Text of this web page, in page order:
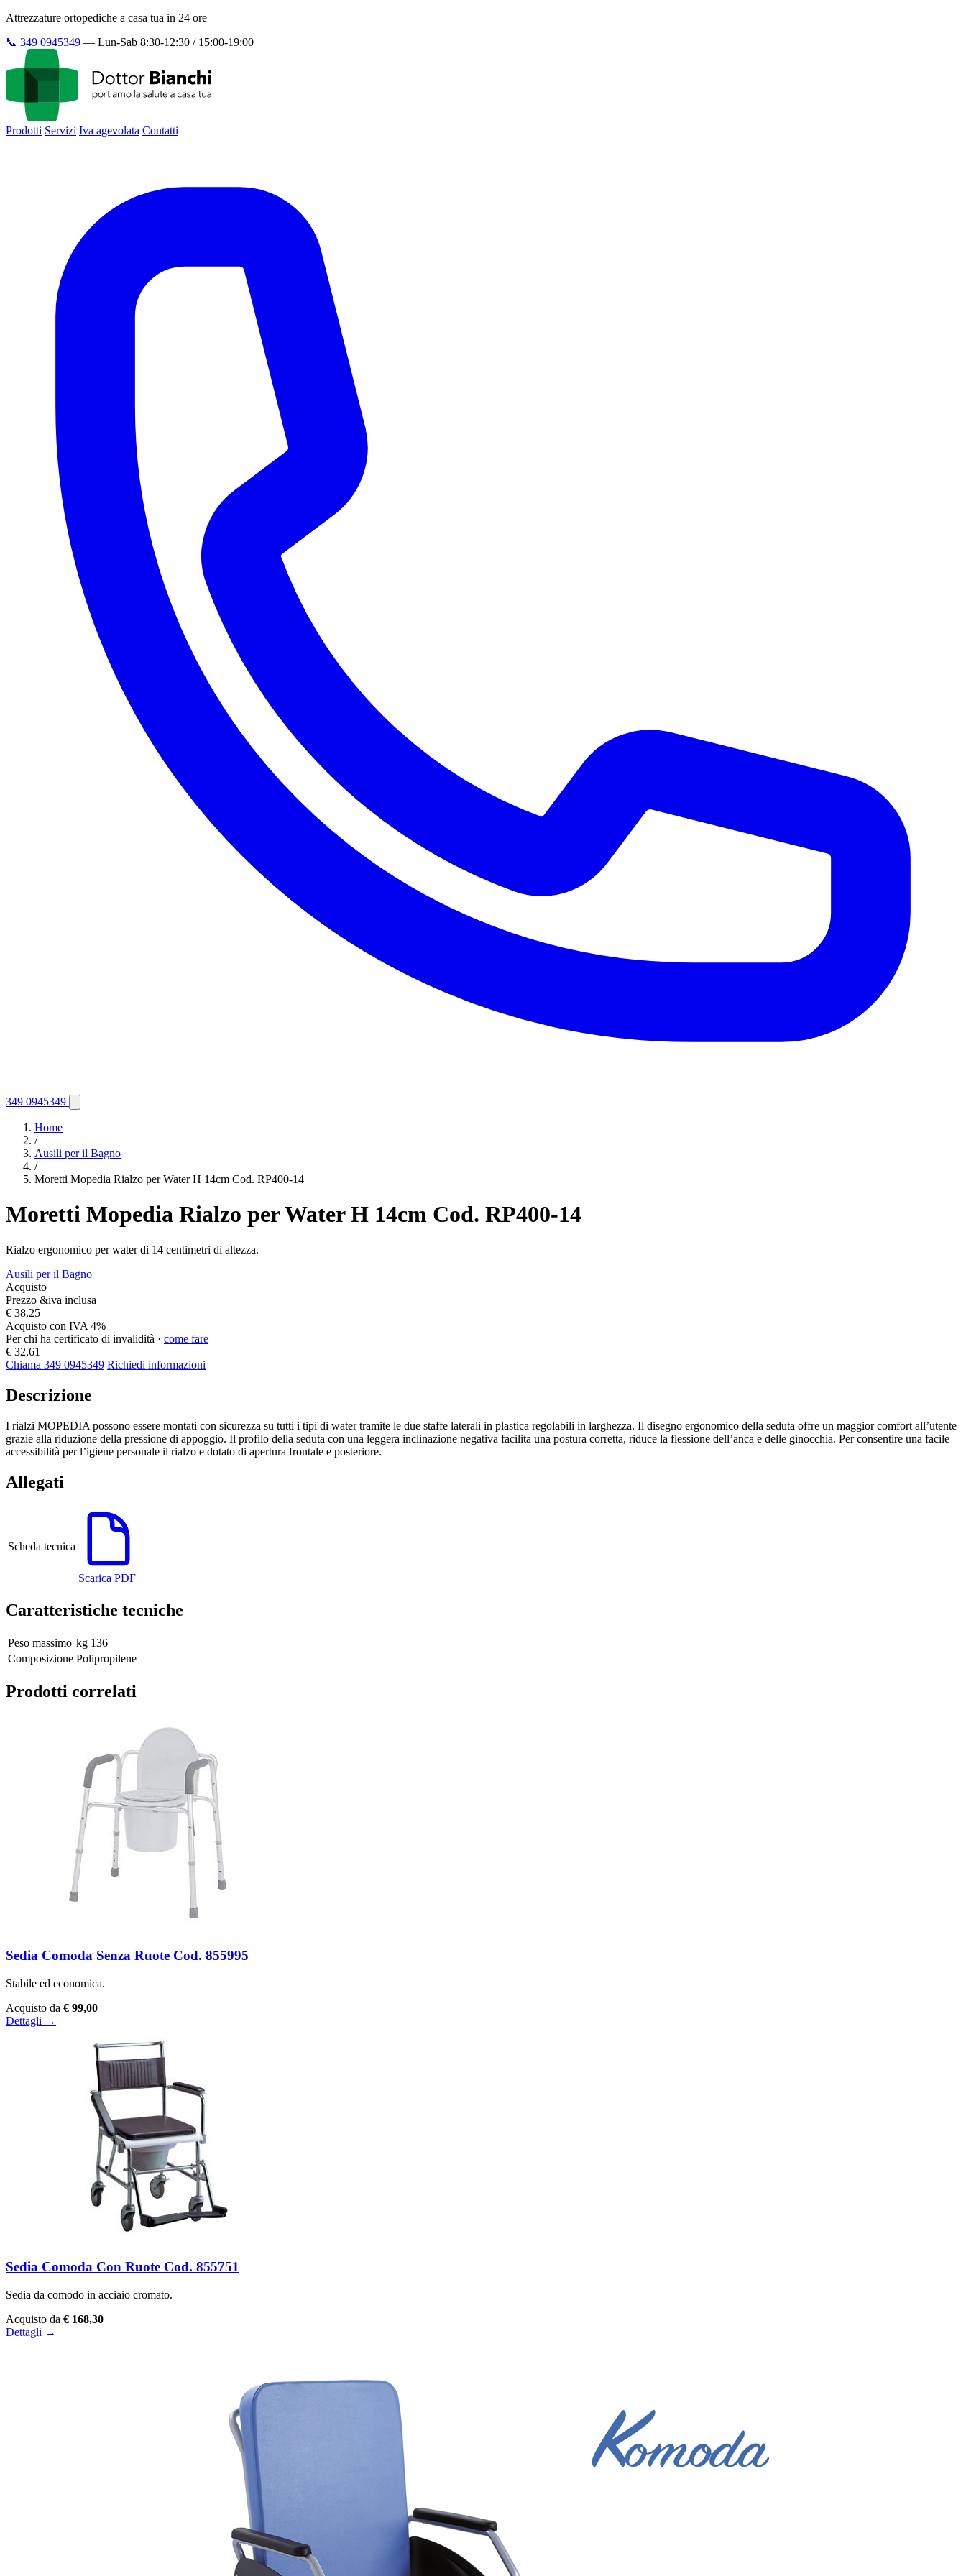
Attrezzature ortopediche a casa tua in 24 ore
📞 349 0945349 — Lun-Sab 8:30-12:30 / 15:00-19:00
Prodotti Servizi Iva agevolata Contatti
349 0945349
Home
/
Ausili per il Bagno
/
Moretti Mopedia Rialzo per Water H 14cm Cod. RP400-14
Moretti Mopedia Rialzo per Water H 14cm Cod. RP400-14
Rialzo ergonomico per water di 14 centimetri di altezza.
Ausili per il Bagno
Acquisto
Prezzo &iva inclusa
€ 38,25
Acquisto con IVA 4%
Per chi ha certificato di invalidità · come fare
€ 32,61
Chiama 349 0945349 Richiedi informazioni
Descrizione
I rialzi MOPEDIA possono essere montati con sicurezza su tutti i tipi di water tramite le due staffe laterali in plastica regolabili in larghezza. Il disegno ergonomico della seduta offre un maggior comfort all’utente
grazie alla riduzione della pressione di appoggio. Il profilo della seduta con una leggera inclinazione negativa facilita una postura corretta, riduce la flessione dell’anca e delle ginocchia. Per consentire una facile
accessibilità per l’igiene personale il rialzo e dotato di apertura frontale e posteriore.
Allegati
Scheda tecnica
Scarica PDF
Caratteristiche tecniche
Peso massimo kg 136
Composizione Polipropilene
Prodotti correlati
Sedia Comoda Senza Ruote Cod. 855995
Stabile ed economica.
Acquisto da € 99,00
Dettagli →
Sedia Comoda Con Ruote Cod. 855751
Sedia da comodo in acciaio cromato.
Acquisto da € 168,30
Dettagli →